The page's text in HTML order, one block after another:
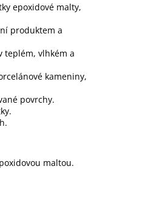
epoxidové malty,
produktem a
teplém, vlhkém a
kameniny,
povrchy.
maltou.